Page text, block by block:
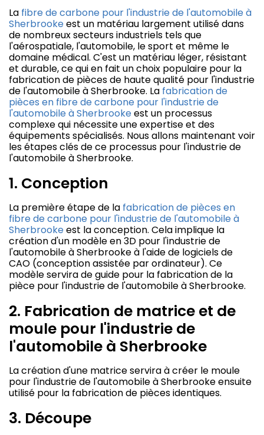
La fibre de carbone pour l'industrie de l'automobile à
Sherbrookeest un matériau largement utilisé dans
de nombreux secteurs industriels tels que
l'aérospatiale, l'automobile, le sport et même le
domaine médical. C'est un matériau léger, résistant
et durable, ce qui en fait un choix populaire pour la
fabrication de pièces de haute qualité pour l'industrie
de l'automobile à Sherbrooke. La fabrication de
pièces en fibre de carbone pour l'industrie de
l'automobile à Sherbrookeest un processus
complexe qui nécessite une expertise et des
équipements spécialisés. Nous allons maintenant voir
les étapes clés de ce processus pour l'industrie de
l'automobile à Sherbrooke.
1. Conception
La première étape de la fabrication de pièces en
fibre de carbone pour l'industrie de l'automobile à
Sherbrookeest la conception. Cela implique la
création d'un modèle en 3D pour l'industrie de
l'automobile à Sherbrooke à l'aide de logiciels de
CAO (conception assistée par ordinateur). Ce
modèle servira de guide pour la fabrication de la
pièce pour l'industrie de l'automobile à Sherbrooke.
2. Fabrication de matrice et de
moule pour l'industrie de
l'automobile à Sherbrooke
La création d'une matrice servira à créer le moule
pour l'industrie de l'automobile à Sherbrooke ensuite
utilisé pour la fabrication de pièces identiques.
3. Découpe